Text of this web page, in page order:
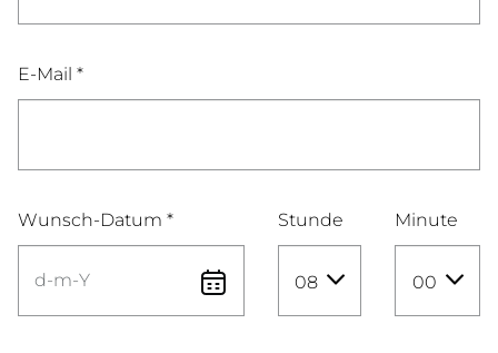
E-Mail *
Wunsch-Datum * Stunde
08
Minute
00